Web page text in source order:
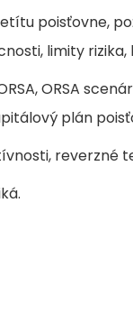
poisťovne,
limity rizika,
ORSA
plán
reverzné